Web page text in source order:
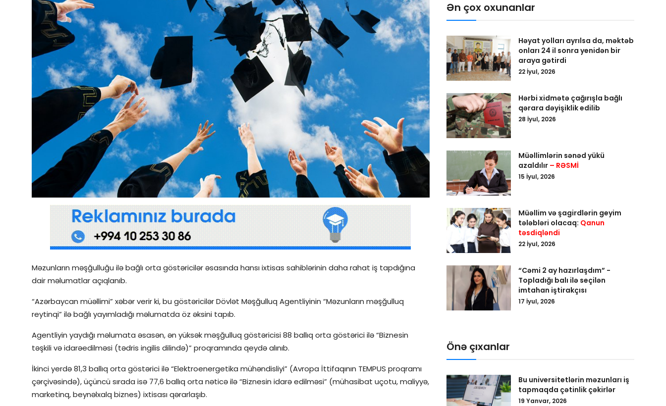
Müsahibə
Elm və innovasiya
Reportaj
Regionlar
Qəzetin PDF arxivi
İctimai şura
Məzunların məşğulluğu ilə bağlı orta göstəricilər əsasında hansı ixtisas sahiblərinin daha rahat iş tapdığına
dair məlumatlar açıqlanıb.
“Azərbaycan müəllimi” xəbər verir ki, bu göstəricilər Dövlət Məşğulluq Agentliyinin “Məzunların məşğulluq
reytinqi” ilə bağlı yayımladığı məlumatda öz əksini tapıb.
Agentliyin yaydığı məlumata əsasən, ən yüksək məşğulluq göstəricisi 88 ballıq orta göstərici ilə “Biznesin
təşkili və idarəedilməsi (tədris ingilis dilində)” proqramında qeydə alınıb.
İkinci yerdə 81,3 ballıq orta göstərici ilə “Elektroenergetika mühəndisliyi” (Avropa İttifaqının TEMPUS proqramı
çərçivəsində), üçüncü sırada isə 77,6 ballıq orta nəticə ilə “Biznesin idarə edilməsi” (mühasibat uçotu, maliyyə,
marketinq, beynəlxalq biznes) ixtisası qərarlaşıb.
Ən çox oxunanlar
Həyat yolları ayrılsa da, məktəb
onları 24 il sonra yenidən bir
araya gətirdi
22 İyul, 2026
Hərbi xidmətə çağırışla bağlı
qərara dəyişiklik edilib
28 İyul, 2026
Müəllimlərin sənəd yükü
azaldılır – RƏSMİ
15 İyul, 2026
Müəllim və şagirdlərin geyim
tələbləri olacaq: Qanun
təsdiqləndi
22 İyul, 2026
“Cəmi 2 ay hazırlaşdım” -
Topladığı balı ilə seçilən
imtahan iştirakçısı
17 İyul, 2026
Önə çıxanlar
Bu universitetlərin məzunları iş
tapmaqda çətinlik çəkirlər
19 Yanvar, 2026